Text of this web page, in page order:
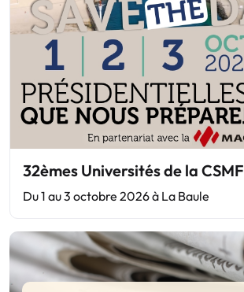
32èmes Universités de la CSMF
Du 1 au 3 octobre 2026 à La Baule